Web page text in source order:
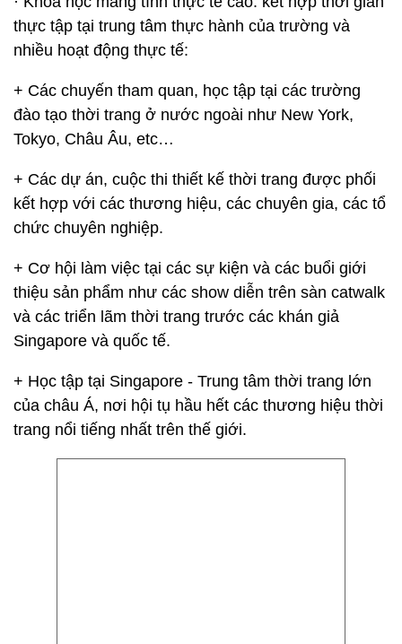
thực tập tại trung tâm thực hành của trường và
nhiều hoạt động thực tế:
+ Các chuyến tham quan, học tập tại các trường
đào tạo thời trang ở nước ngoài như New York,
Tokyo, Châu Âu, etc…
+ Các dự án, cuộc thi thiết kế thời trang được phối
kết hợp với các thương hiệu, các chuyên gia, các tổ
chức chuyên nghiệp.
+ Cơ hội làm việc tại các sự kiện và các buổi giới
thiệu sản phẩm như các show diễn trên sàn catwalk
và các triển lãm thời trang trước các khán giả
Singapore và quốc tế.
+ Học tập tại Singapore - Trung tâm thời trang lớn
của châu Á, nơi hội tụ hầu hết các thương hiệu thời
trang nổi tiếng nhất trên thế giới.